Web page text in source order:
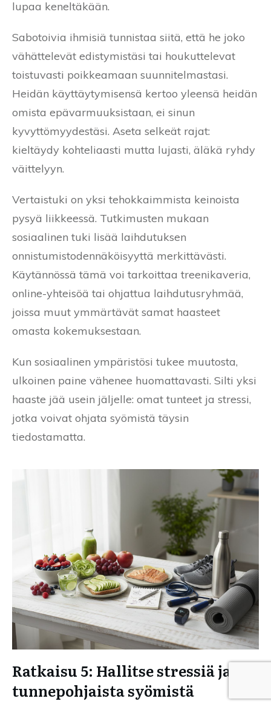
lupaa keneltäkään.
Sabotoivia ihmisiä tunnistaa siitä, että he joko
vähättelevät edistymistäsi tai houkuttelevat
toistuvasti poikkeamaan suunnitelmastasi.
Heidän käyttäytymisensä kertoo yleensä heidän
omista epävarmuuksistaan, ei sinun
kyvyttömyydestäsi. Aseta selkeät rajat:
kieltäydy kohteliaasti mutta lujasti, äläkä ryhdy
väittelyyn.
Vertaistuki on yksi tehokkaimmista keinoista
pysyä liikkeessä. Tutkimusten mukaan
sosiaalinen tuki lisää laihdutuksen
onnistumistodennäköisyyttä merkittävästi.
Käytännössä tämä voi tarkoittaa treenikaveria,
online-yhteisöä tai ohjattua laihdutusryhmää,
joissa muut ymmärtävät samat haasteet
omasta kokemuksestaan.
Kun sosiaalinen ympäristösi tukee muutosta,
ulkoinen paine vähenee huomattavasti. Silti yksi
haaste jää usein jäljelle: omat tunteet ja stressi,
jotka voivat ohjata syömistä täysin
tiedostamatta.
Ratkaisu 5: Hallitse stressiä ja
tunnepohjaista syömistä